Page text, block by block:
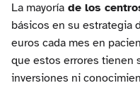
La mayoría de los
básicos en su estrategia
euros cada mes en
que estos errores tienen
inversiones ni